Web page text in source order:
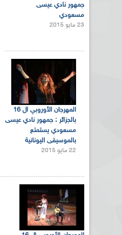
جمهور نادي عيسى
مسعودي
23 مايو 2015
المهرجان الأوروبي ال 16
بالجزائر : جمهور نادي عيسى
مسعودي يستمتع
بالموسيقى اليونانية
22 مايو 2015